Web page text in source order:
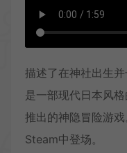
描述了在神社出生
是一部现代日本风
推出的神隐冒险游
Steam中登场。